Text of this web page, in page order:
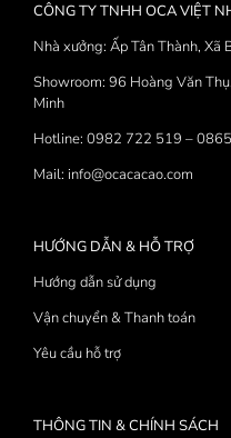
biến
thể.
Các
tùy
có
được
trang
sản
phẩm
CÔNG TY TNHH OCA VIỆT
Nhà xưởng: Ấp Tân Thành, Xã
Showroom: 96 Hoàng Văn
Minh
Hotline: 0982 722 519 –
Mail: info@ocacacao.com
HƯỚNG DẪN & HỖ TRỢ
Hướng dẫn sử dụng
Vận chuyển & Thanh toán
Yêu cầu hỗ trợ
THÔNG TIN & CHÍNH SÁCH